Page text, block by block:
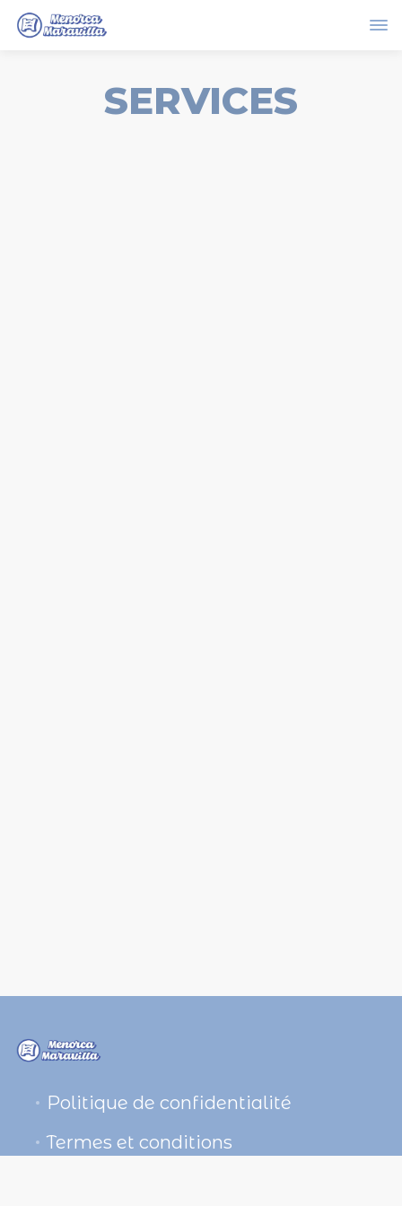
SERVICES
Politique de confidentialité
Termes et conditions